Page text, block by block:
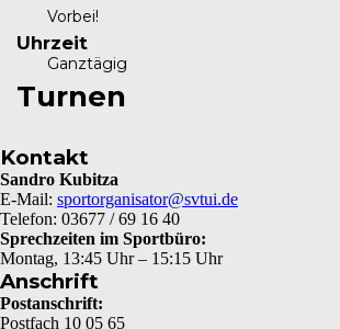
Vorbei!
Uhrzeit
Ganztägig
Turnen
Kontakt
Sandro Kubitza
E-Mail: sportorganisator@svtui.de
Telefon: 03677 / 69 16 40
Sprechzeiten im Sportbüro:
Montag, 13:45 Uhr – 15:15 Uhr
Anschrift
Postanschrift:
Postfach 10 05 65